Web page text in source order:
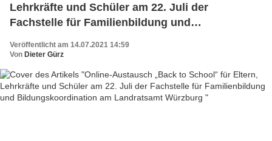
Lehrkräfte und Schüler am 22. Juli der
Fachstelle für Familienbildung und
Würzburg
Veröffentlicht am 14.07.2021 14:59
Von Dieter Gürz